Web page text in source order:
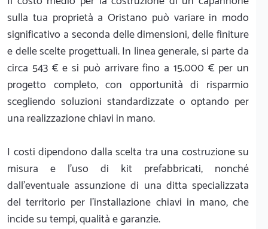
sulla tua proprietà a Oristano può variare in modo
significativo a seconda delle dimensioni, delle finiture
e delle scelte progettuali. In linea generale, si parte da
circa 543 € e si può arrivare fino a 15.000 € per un
progetto completo, con opportunità di risparmio
scegliendo soluzioni standardizzate o optando per
una realizzazione chiavi in mano.
I costi dipendono dalla scelta tra una costruzione su
misura e l'uso di kit prefabbricati, nonché
dall'eventuale assunzione di una ditta specializzata
del territorio per l'installazione chiavi in mano, che
incide su tempi, qualità e garanzie.